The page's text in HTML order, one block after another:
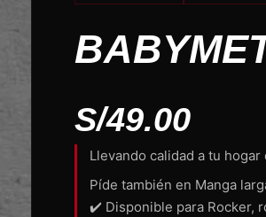
S/49.00
Llevando calidad a tu hogar
Píde también en Manga
✔️ Disponible para Rocker,